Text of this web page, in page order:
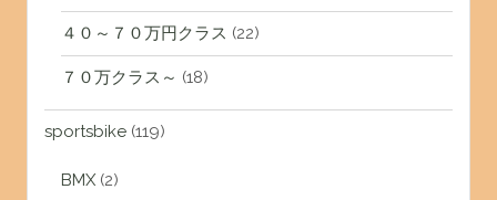
４０～７０万円クラス (22)
７０万クラス～ (18)
sportsbike(119)
BMX(2)